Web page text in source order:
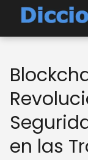
en las